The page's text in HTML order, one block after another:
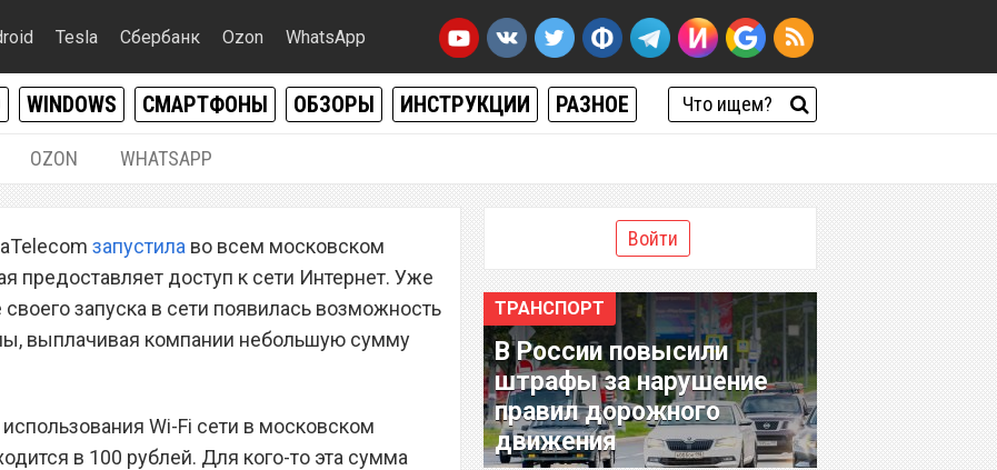
Tesla Сбербанк Ozon WhatsApp
WINDOWS СМАРТФОНЫ ОБЗОРЫ ИНСТРУКЦИИ РАЗНОЕ
OZON WHATSAPP
подключаться к
на iPhone, iPad и
запустила во всем московском
предоставляет доступ к сети Интернет. Уже
запуска в сети появилась возможность
выплачивая компании небольшую сумму
Wi-Fi сети в московском
в 100 рублей. Для кого-то эта сумма
Войти
ТРАНСПОРТ
В России повысили
штрафы за нарушение
правил дорожного
движения